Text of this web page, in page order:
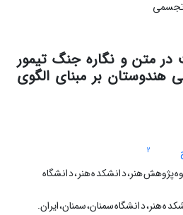
در متن و نگاره‌ جنگ تیمور
هندوستان بر مبنای الگوی
2
هنر، د انشکد ه هنر ، د انشگاه
ه هنر، د انشگاه سمنان، سمنان، ایران.